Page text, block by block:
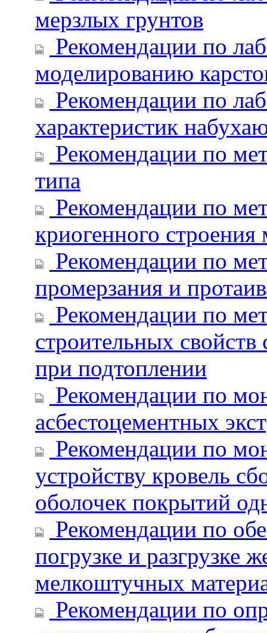
мерзлых грунтов
Рекомендации по
моделированию
Рекомендации по
характеристик
Рекомендации по
типа
Рекомендации по
криогенного
Рекомендации по
промерзания и
Рекомендации по
строительных
при подтоплении
Рекомендации по
асбестоцементных
Рекомендации по
устройству кровель
оболочек покрытий
Рекомендации по
погрузке и разгрузке
мелкоштучных
Рекомендации по